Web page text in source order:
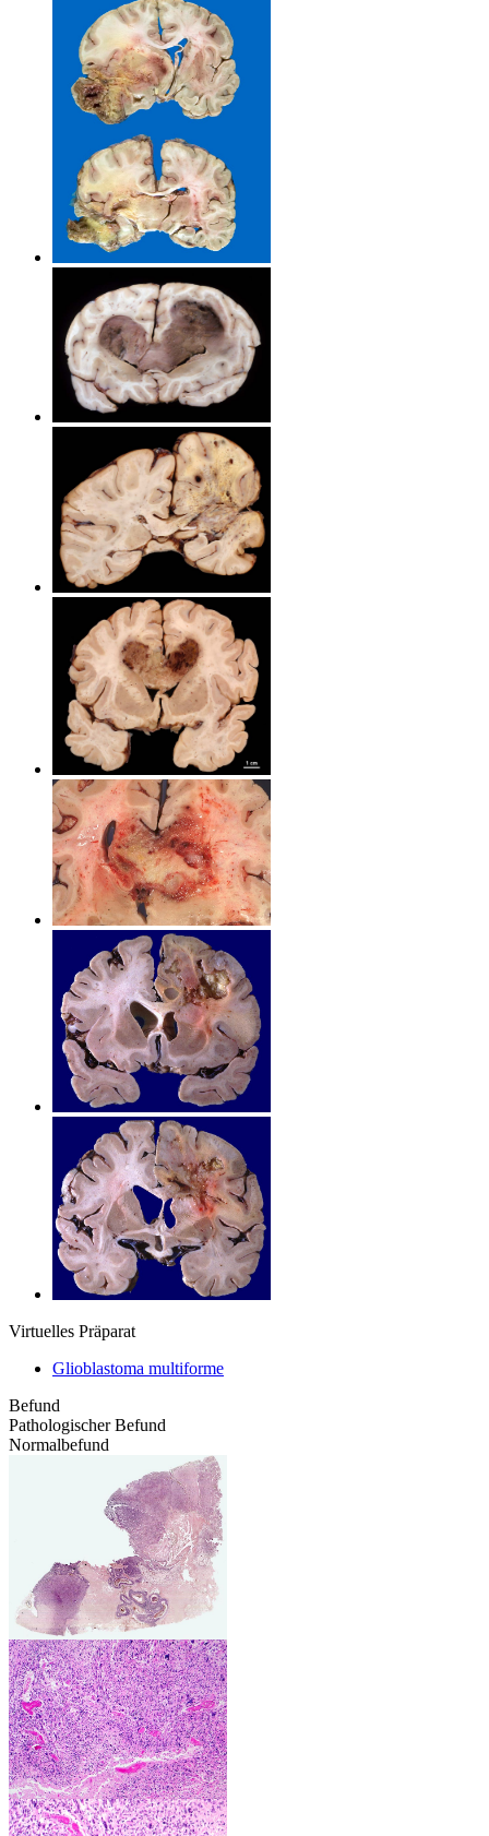
Virtuelles Präparat
Glioblastoma multiforme
Befund
Pathologischer Befund
Normalbefund